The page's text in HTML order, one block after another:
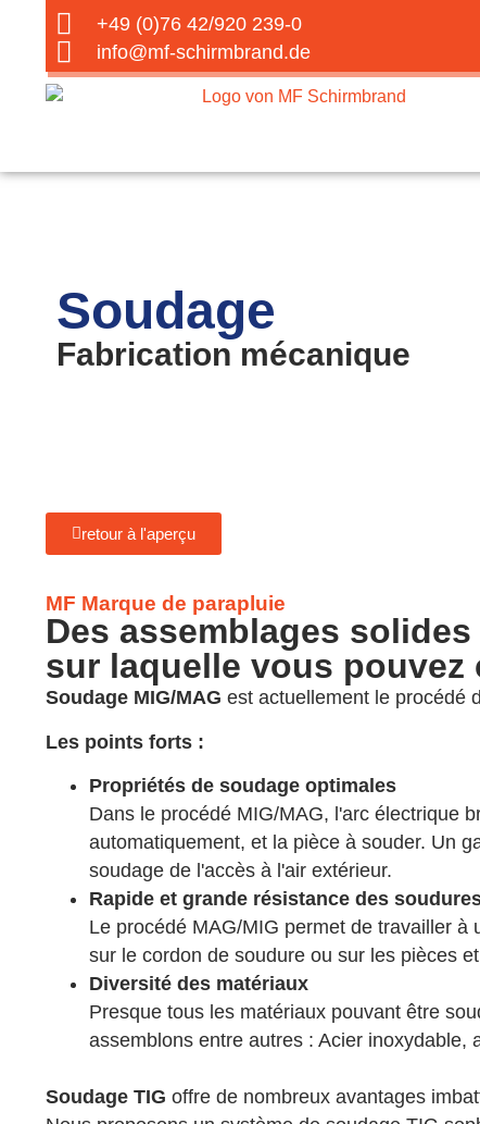
+49 (0)76 42/920 239-0
info@mf-schirmbrand.de
Soudage
Fabrication mécanique
retour à l'aperçu
MF Marque de parapluie
Des assemblages
sur laquelle vous pouvez
Soudage MIG/MAG est actuellement le procédé
Les points forts :
Propriétés de soudage optimales
Dans le procédé MIG/MAG, l'arc électrique
automatiquement, et la pièce à souder. Un
soudage de l'accès à l'air extérieur.
Rapide et grande résistance des
Le procédé MAG/MIG permet de travailler
sur le cordon de soudure ou sur les pièces
Diversité des matériaux
Presque tous les matériaux pouvant être
assemblons entre autres : Acier inoxydable,
Soudage TIG offre de nombreux avantages